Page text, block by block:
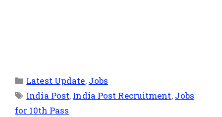
Latest Update, Jobs
India Post, India Post Recruitment, Jobs
for 10th Pass